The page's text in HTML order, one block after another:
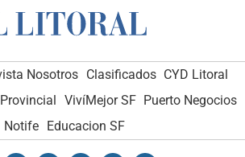
Nosotros Clasificados CYD Litoral
VivíMejor SF Puerto Negocios
Notife Educacion SF